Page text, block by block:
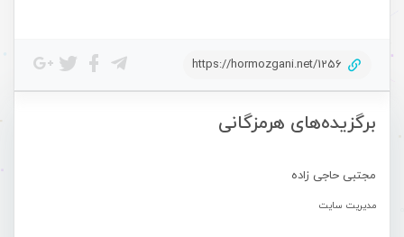
برگزیده‌های هرمزگانی
مجتبی حاجی زاده
مدیریت سایت
https://hormozgani.net/1256